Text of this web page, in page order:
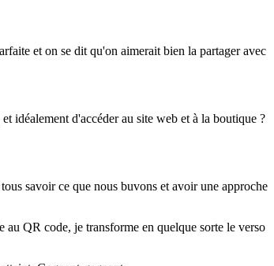
et on se dit qu'on aimerait bien la partager avec
idéalement d'accéder au site web et à la boutique ?
savoir ce que nous buvons et avoir une approche
au QR code, je transforme en quelque sorte le verso